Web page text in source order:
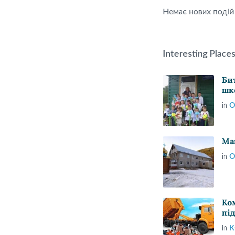
Немає нових подій
Interesting Places
in
in
in